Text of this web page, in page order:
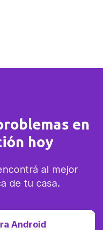
en
hoy
al mejor
de tu casa.
Android